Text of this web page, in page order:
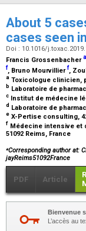
About 5
cases seen
Doi : 10.1016/
Francis Grossenbachera
f, Bruno Mourvillierf,
a Toxicologue clinicien,
b Laboratoire de
c Institut de médecine
d Laboratoire de
e X-Pertise consulting,
f Médecine intensive et
51092 Reims, France
⁎Corresponding author at:
jayReims51092France
PDF Article
Bienvenue
L’accès au